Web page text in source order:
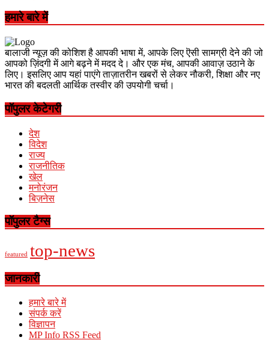
हमारे बारे में
बालाजी न्यूज़ की कोशिश है आपकी भाषा में, आपके लिए ऎसी सामग्री देने की जो
आपको ज़िंदगी में आगे बढ़ने में मदद दे। और एक मंच, आपकी आवाज़ उठाने के
लिए। इसलिए आप यहां पाएंगे ताज़ातरीन खबरों से लेकर नौकरी, शिक्षा और नए
भारत की बदलती आर्थिक तस्वीर की उपयोगी चर्चा।
पॉपुलर केटेगरी
देश
विदेश
राज्य
राजनीतिक
खेल
मनोरंजन
बिज़नेस
पॉपुलर टैग्स
featured top-news
जानकारी
हमारे बारे में
संपर्क करें
विज्ञापन
MP Info RSS Feed